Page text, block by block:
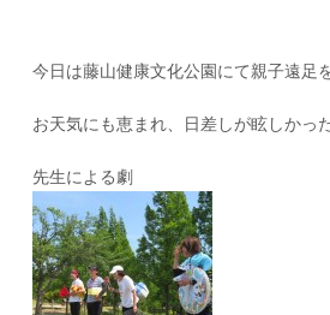
今日は藤山健康文化公園にて親子遠足
お天気にも恵まれ、日差しが眩しかっ
先生による劇